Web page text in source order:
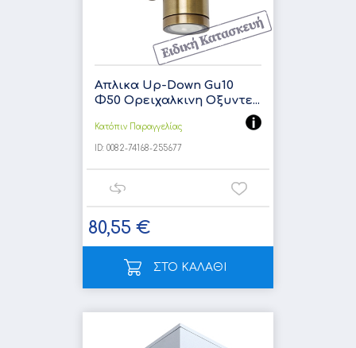
Απλικα Up-Down Gu10
Φ50 Ορειχαλκινη Οξυντε...
Κατόπιν Παραγγελίας
ID: 0082-74168-255677
80,55 €
ΣΤΟ ΚΑΛΑΘΙ